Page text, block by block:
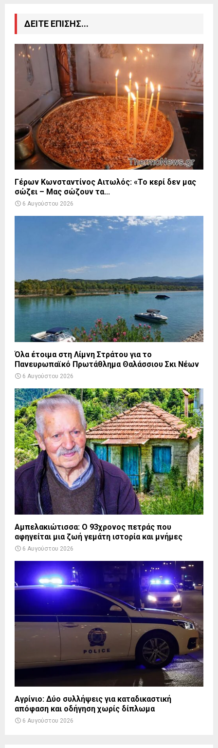
ΔΕΙΤΕ ΕΠΙΣΗΣ...
Γέρων Κωνσταντίνος Αιτωλός: «Το κερί δεν μας
σώζει – Μας σώζουν τα...
6 Αυγούστου 2026
Όλα έτοιμα στη Λίμνη Στράτου για το
Πανευρωπαϊκό Πρωτάθλημα Θαλάσσιου Σκι Νέων
6 Αυγούστου 2026
Αμπελακιώτισσα: Ο 93χρονος πετράς που
αφηγείται μια ζωή γεμάτη ιστορία και μνήμες
6 Αυγούστου 2026
Αγρίνιο: Δύο συλλήψεις για καταδικαστική
απόφαση και οδήγηση χωρίς δίπλωμα
6 Αυγούστου 2026